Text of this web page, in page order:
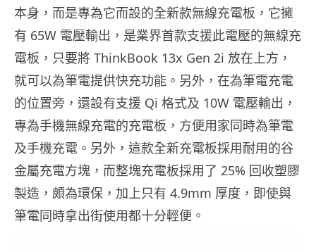
本身，而是專為它而設的全新款無線充電板，它擁
有 65W 電壓輸出，是業界首款支援此電壓的無線充
電板，只要將 ThinkBook 13x Gen 2i 放在上方，
就可以為筆電提供快充功能。另外，在為筆電充電
的位置旁，還設有支援 Qi 格式及 10W 電壓輸出，
專為手機無線充電的充電板，方便用家同時為筆電
及手機充電。另外，這款全新充電板採用耐用的谷
金屬充電方塊，而整塊充電板採用了 25% 回收塑膠
製造，頗為環保，加上只有 4.9mm 厚度，即使與
筆電同時拿出街使用都十分輕便。